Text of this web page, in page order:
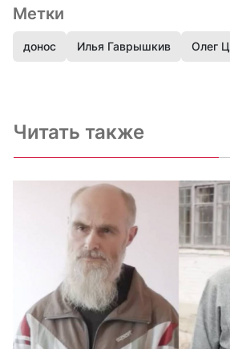
Метки
донос Илья Гаврышкив Олег
Читать также